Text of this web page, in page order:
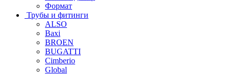
Формат
Трубы и фитинги
ALSO
Baxi
BROEN
BUGATTI
Cimberio
Global